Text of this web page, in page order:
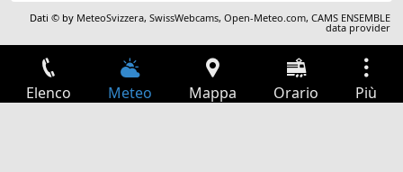
Dati © by MeteoSvizzera,SwissWebcams,Open-Meteo.com,CAMS ENSEMBLE
data provider
Elenco Meteo Mappa Orario Più